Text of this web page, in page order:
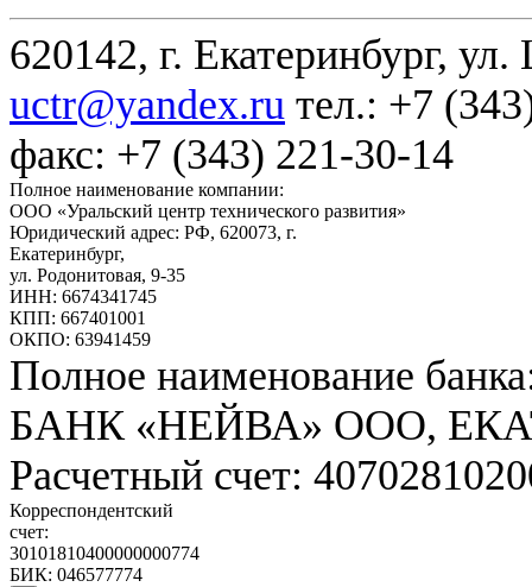
620142, г. Екатеринбург,
uctr@yandex.ru тел.: +7
факс: +7 (343) 221-30-14
Полное наименование компании:
ООО «Уральский центр технического развития»
Юридический адрес: РФ, 620073, г.
Екатеринбург,
ул. Родонитовая, 9-35
ИНН: 6674341745
КПП: 667401001
ОКПО: 63941459
Полное наименование
БАНК «НЕЙВА» ООО,
Расчетный счет:
Корреспондентский
счет:
30101810400000000774
БИК: 046577774